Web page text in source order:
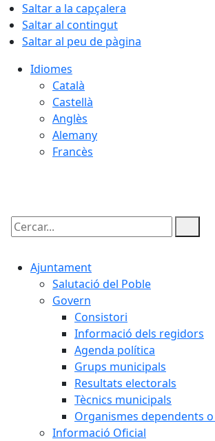
Saltar a la capçalera
Saltar al contingut
Saltar al peu de pàgina
Idiomes
Català
Castellà
Anglès
Alemany
Francès
Cercar:
Ajuntament
Salutació del Poble
Govern
Consistori
Informació dels regidors
Agenda política
Grups municipals
Resultats electorals
Tècnics municipals
Organismes dependents
Informació Oficial